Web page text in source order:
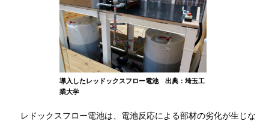
導入したレッドックスフロー電池 出典：埼玉工
業大学
レドックスフロー電池は、電池反応による部材の劣化が生じな